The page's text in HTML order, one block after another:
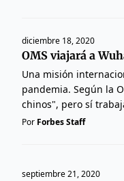
diciembre 18, 2020
OMS viajará a
Una misión
pandemia. Según la
chinos", pero sí
Por Forbes Staff
septiembre 21, 2020